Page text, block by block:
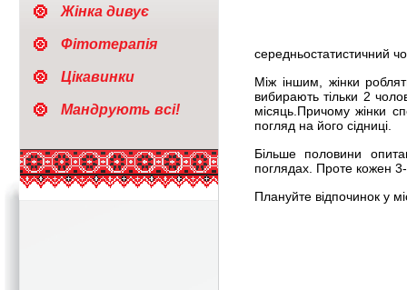
Жінка дивує
Фітотерапія
Цікавинки
Мандрують всі!
середньостатистичний
Між іншим, жінки
вибирають тільки 2
місяць.Причому жінки
погляд на його сідниці.
Більше половини
поглядах. Проте кожен
Плануйте відпочинок у